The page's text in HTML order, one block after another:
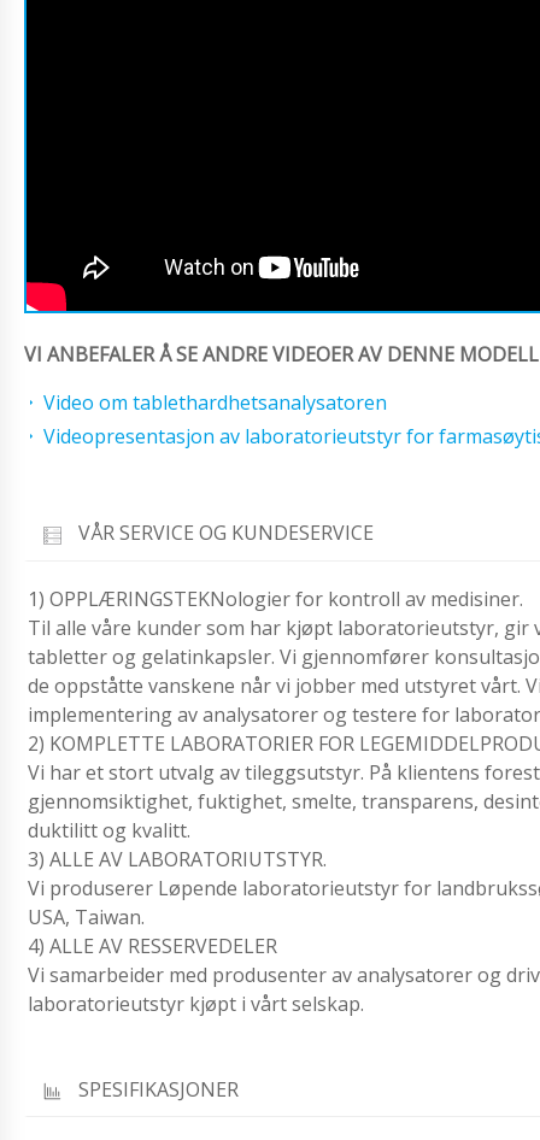
VI ANBEFALER Å SE ANDRE VIDEOER AV DENNE
Video om tablethardhetsanalysatoren
Videopresentasjon av laboratorieutstyr for
VÅR SERVICE OG KUNDESERVICE
1) OPPLÆRINGSTEKNologier for kontroll av medisiner.
Til alle våre kunder som har kjøpt laboratorieutstyr,
tabletter og gelatinkapsler. Vi gjennomfører
de oppståtte vanskene når vi jobber med utstyret vårt.
implementering av analysatorer og testere for
2) KOMPLETTE LABORATORIER FOR
Vi har et stort utvalg av tileggsutstyr. På klientens
gjennomsiktighet, fuktighet, smelte, transparens,
duktilitt og kvalitt.
3) ALLE AV LABORATORIUTSTYR.
Vi produserer Løpende laboratorieutstyr for
USA, Taiwan.
4) ALLE AV RESSERVEDELER
Vi samarbeider med produsenter av analysatorer og
laboratorieutstyr kjøpt i vårt selskap.
SPESIFIKASJONER